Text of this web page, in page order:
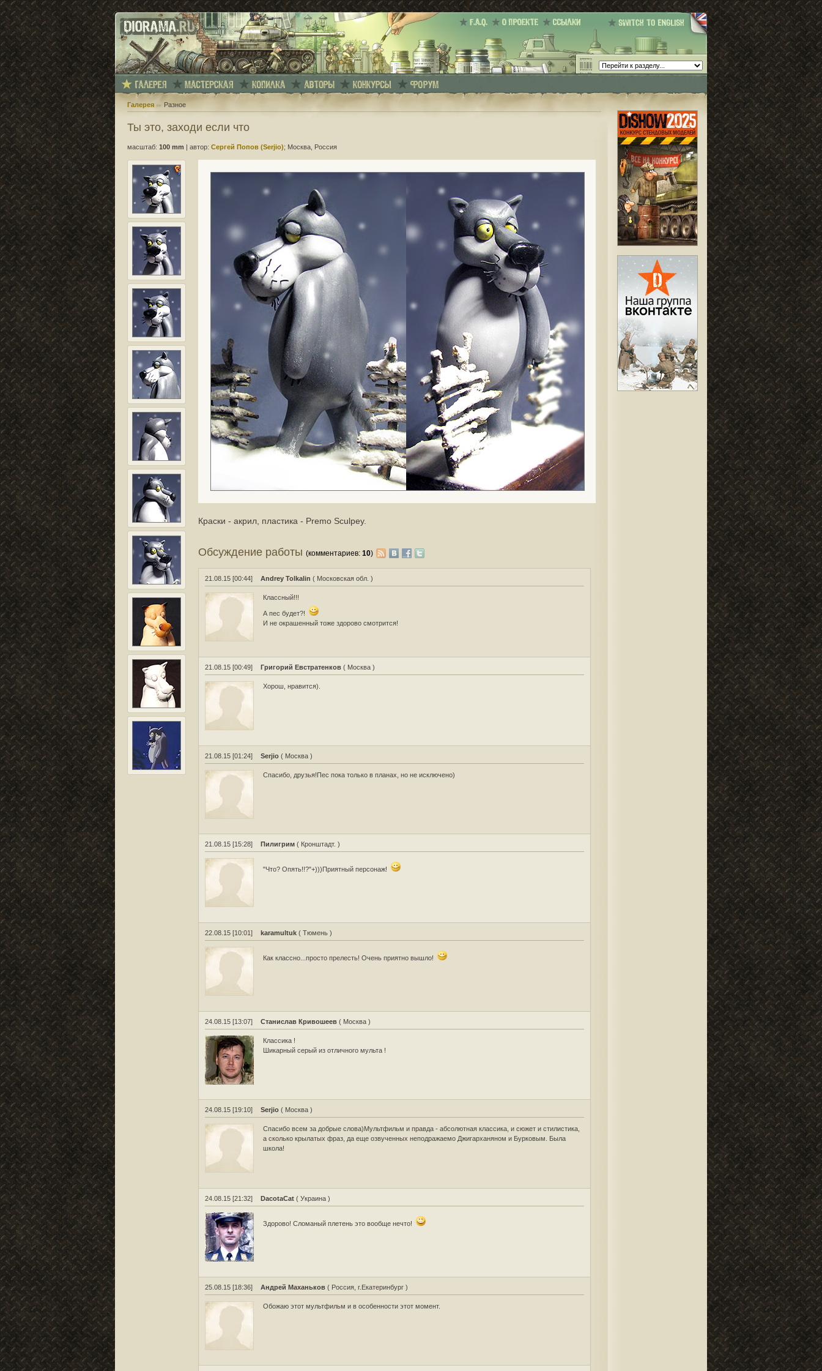
Галерея Разное
Ты это, заходи если что
масштаб: 100 mm автор: Сергей Попов (Serjio); Москва, Россия
Краски - акрил, пластика - Premo Sculpey.
Обсуждение работы(комментариев:10)
21.08.15 [00:44] Andrey Tolkalin ( Московская обл. )
Классный!!!
А пес будет?!
И не окрашенный тоже здорово смотрится!
21.08.15 [00:49] Григорий Евстратенков ( Москва )
Хорош, нравится).
21.08.15 [01:24] Serjio ( Москва )
Спасибо, друзья!Пес пока только в планах, но не исключено)
21.08.15 [15:28] Пилигрим ( Кронштадт. )
"Что? Опять!!?"+)))Приятный персонаж!
22.08.15 [10:01] karamultuk ( Тюмень )
Как классно...просто прелесть! Очень приятно вышло!
24.08.15 [13:07] Станислав Кривошеев ( Москва )
Классика !
Шикарный серый из отличного мульта !
24.08.15 [19:10] Serjio ( Москва )
Спасибо всем за добрые слова)Мультфильм и правда - абсолютная классика, и сюжет и стилистика,
а сколько крылатых фраз, да еще озвученных неподражаемо Джигарханяном и Бурковым. Была
школа!
24.08.15 [21:32] DacotaCat ( Украина )
Здорово! Сломаный плетень это вообще нечто!
25.08.15 [18:36] Андрей Маханьков ( Россия, г.Екатеринбург )
Обожаю этот мультфильм и в особенности этот момент.